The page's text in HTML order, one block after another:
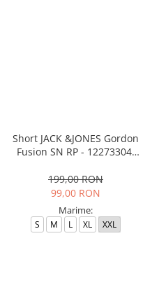
Short JACK &JONES Gordon
Fusion SN RP - 12273304-
199,00 RON
99,00 RON
Marime:
S M L XL XXL